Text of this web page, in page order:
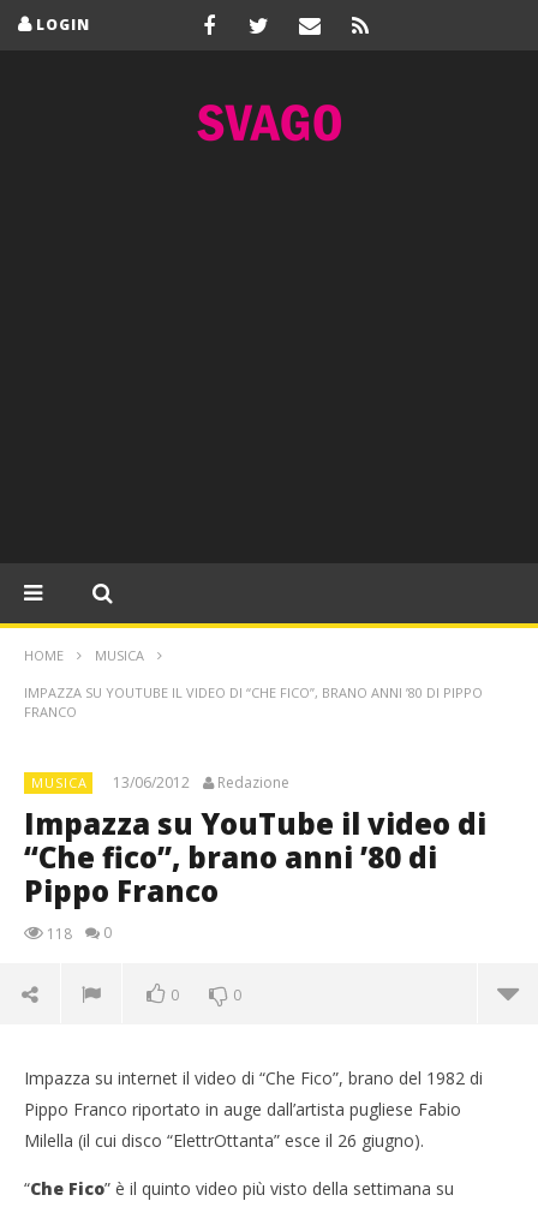
LOGIN
HOME MUSICA
IMPAZZA SU YOUTUBE IL VIDEO DI “CHE FICO”, BRANO ANNI ’80 DI PIPPO
FRANCO
MUSICA 13/06/2012 Redazione
Impazza su YouTube il video di
“Che fico”, brano anni ’80 di
Pippo Franco
118 0
0 0
Impazza su internet il video di “Che Fico”, brano del 1982 di
Pippo Franco riportato in auge dall’artista pugliese Fabio
Milella (il cui disco “ElettrOttanta” esce il 26 giugno).
“Che Fico” è il quinto video più visto della settimana su